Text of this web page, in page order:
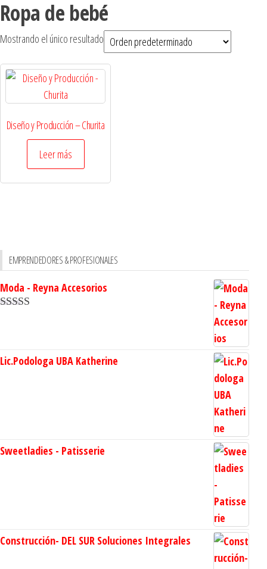
Ropa de bebé
Mostrando el único resultado
Diseño y Producción – Churita
Leer más
EMPRENDEDORES & PROFESIONALES
Moda - Reyna Accesorios
Lic.Podologa UBA Katherine
Sweetladies - Patisserie
Construcción- DEL SUR Soluciones Integrales